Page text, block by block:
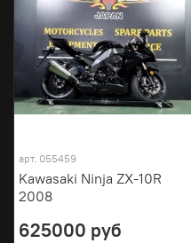
арт. 055459
Kawasaki Ninja ZX-10R
2008
625000 руб